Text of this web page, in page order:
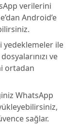
verilerini
Android’e
yedeklemeler ile
ve
ortadan
WhatsApp
sağlar.